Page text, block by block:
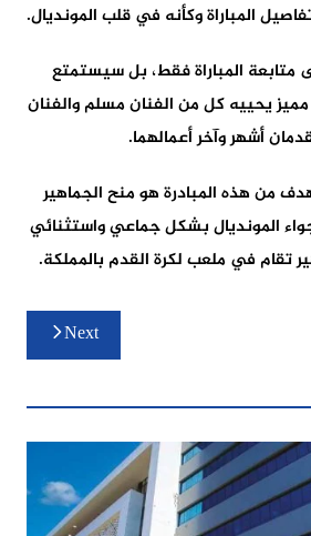
المباراة وكأنه في قلب المونديال.
متابعة المباراة فقط، بل سيستمتع
يحييه كل من الفنان مسلم والفنان
أشهر وآخر أعمالهما.
من هذه المبادرة هو منح الجماهير
المونديال بشكل جماعي واستثنائي
تقام في ملعب لكرة القدم بالمملكة.
Next